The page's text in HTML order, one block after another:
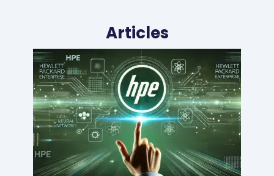
Articles